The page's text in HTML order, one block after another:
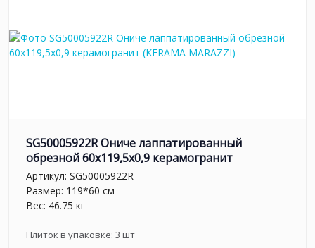
SG50005922R Ониче лаппатированный
обрезной 60x119,5x0,9 керамогранит
Артикул: SG50005922R
Размер: 119*60 см
Вес: 46.75 кг
Плиток в упаковке: 3 шт